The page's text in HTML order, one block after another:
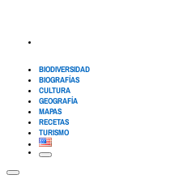
BIODIVERSIDAD
BIOGRAFÍAS
CULTURA
GEOGRAFÍA
MAPAS
RECETAS
TURISMO